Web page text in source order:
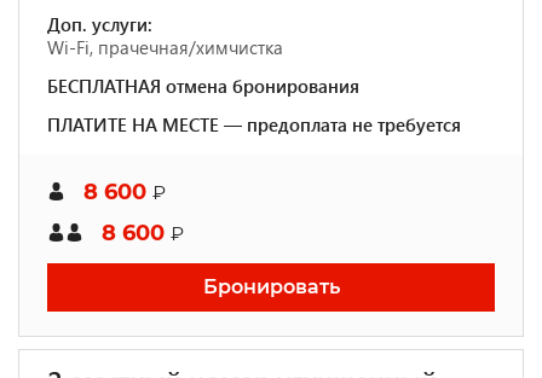
Доп. услуги:
Wi-Fi, прачечная/химчистка
БЕСПЛАТНАЯ отмена бронирования
ПЛАТИТЕ НА МЕСТЕ — предоплата не требуется
8 600 ₽
8 600 ₽
Бронировать